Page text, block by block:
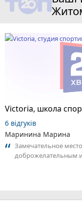
6 відгуків
Маринина Марина
Замечательное
доброжелательным